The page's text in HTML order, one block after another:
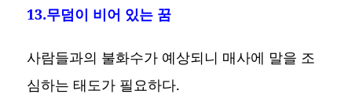
13.무덤이 비어 있는 꿈
사람들과의 불화수가 예상되니 매사에 말을 조
심하는 태도가 필요하다.